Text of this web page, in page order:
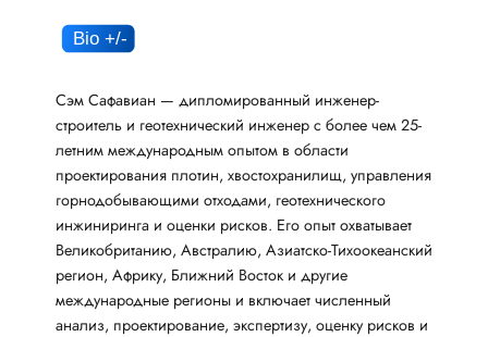
Сэм Сафавиан — дипломированный инженер-
строитель и геотехнический инженер с более чем 25-
летним международным опытом в области
проектирования плотин, хвостохранилищ, управления
горнодобывающими отходами, геотехнического
инжиниринга и оценки рисков. Его опыт охватывает
Великобританию, Австралию, Азиатско-Тихоокеанский
регион, Африку, Ближний Восток и другие
международные регионы и включает численный
анализ, проектирование, экспертизу, оценку рисков и